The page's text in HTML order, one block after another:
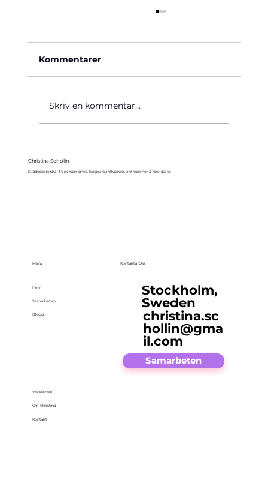
Kommentarer
Skriv en kommentar...
Christina Schollin
Skådespelerska, TV-personlighet, bloggare, influencer, entreprenör, & föreläsare.
Meny
Hem
Samarbeten
Blogg
Webbshop
Om Christina
Kontakt
Kontakta Oss
Stockholm,
Sweden
christina.sc
hollin@gma
il.com
Samarbeten